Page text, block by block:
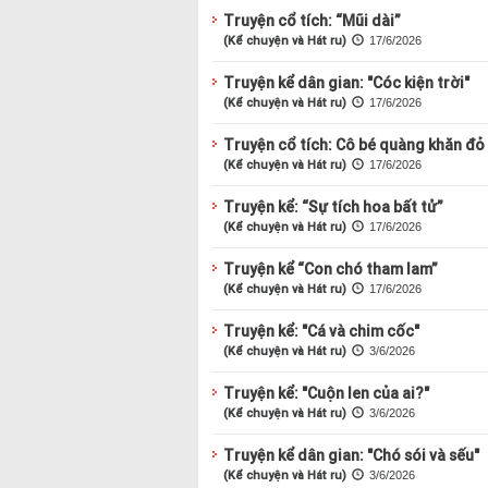
Truyện cổ tích: “Mũi dài”
(Kể chuyện và Hát ru) 17/6/2026
Truyện kể dân gian: "Cóc kiện trời"
(Kể chuyện và Hát ru) 17/6/2026
Truyện cổ tích: Cô bé quàng khăn đỏ
(Kể chuyện và Hát ru) 17/6/2026
Truyện kể: “Sự tích hoa bất tử”
(Kể chuyện và Hát ru) 17/6/2026
Truyện kể “Con chó tham lam”
(Kể chuyện và Hát ru) 17/6/2026
Truyện kể: "Cá và chim cốc"
(Kể chuyện và Hát ru) 3/6/2026
Truyện kể: "Cuộn len của ai?"
(Kể chuyện và Hát ru) 3/6/2026
Truyện kể dân gian: "Chó sói và sếu"
(Kể chuyện và Hát ru) 3/6/2026